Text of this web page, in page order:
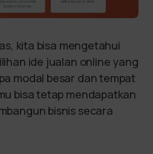
kita bisa mengetahui
ide jualan online yang
modal besar dan tempat
bisa tetap mendapatkan
bisnis secara